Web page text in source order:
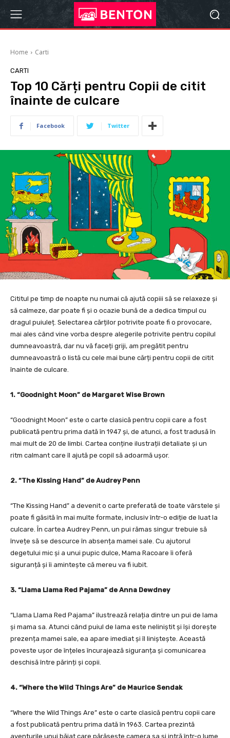
Home Carti
CARTI
Top 10 Cărți pentru Copii de citit
înainte de culcare
Facebook Twitter
Cititul pe timp de noapte nu numai că ajută copiii să se relaxeze și
să calmeze, dar poate fi și o ocazie bună de a dedica timpul cu
dragul puiuleț. Selectarea cărților potrivite poate fi o provocare,
mai ales când vine vorba despre alegerile potrivite pentru copilul
dumneavoastră, dar nu vă faceți griji, am pregătit pentru
dumneavoastră o listă cu cele mai bune cărți pentru copii de citit
înainte de culcare.
1. “Goodnight Moon” de Margaret Wise Brown
“Goodnight Moon” este o carte clasică pentru copii care a fost
publicată pentru prima dată în 1947 și, de atunci, a fost tradusă în
mai mult de 20 de limbi. Cartea conține ilustrații detaliate și un
ritm calmant care îl ajută pe copil să adoarmă ușor.
2. “The Kissing Hand” de Audrey Penn
“The Kissing Hand” a devenit o carte preferată de toate vârstele și
poate fi găsită în mai multe formate, inclusiv într-o ediție de luat la
culcare. În cartea Audrey Penn, un pui rămas singur trebuie să
învețe să se descurce în absența mamei sale. Cu ajutorul
degetului mic și a unui pupic dulce, Mama Racoare îi oferă
siguranță și îi amintește că mereu va fi iubit.
3. “Llama Llama Red Pajama” de Anna Dewdney
“Llama Llama Red Pajama” ilustrează relația dintre un pui de lama
și mama sa. Atunci când puiul de lama este neliniștit și își dorește
prezența mamei sale, ea apare imediat și îl liniștește. Această
poveste ușor de înțeles încurajează siguranța și comunicarea
deschisă între părinți și copii.
4. “Where the Wild Things Are” de Maurice Sendak
“Where the Wild Things Are” este o carte clasică pentru copii care
a fost publicată pentru prima dată în 1963. Cartea prezintă
aventurile unui băiat care părăsește camera sa și intră într-o lume